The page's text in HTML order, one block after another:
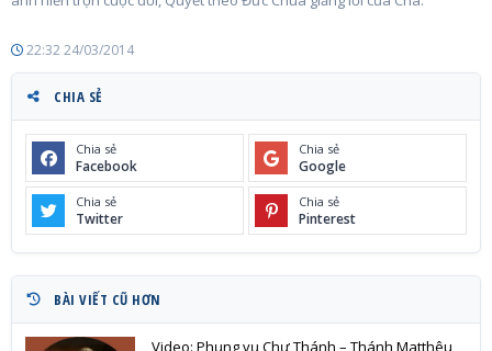
22:32 24/03/2014
CHIA SẺ
Chia sẻ
Facebook
Chia sẻ
Google
Chia sẻ
Twitter
Chia sẻ
Pinterest
BÀI VIẾT CŨ HƠN
Video: Phụng vụ Chư Thánh – Thánh Matthêu